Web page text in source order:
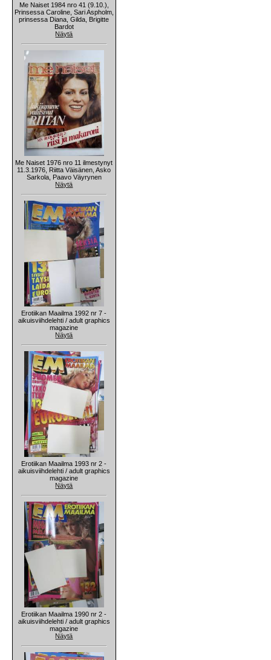
Me Naiset 1984 nro 41 (9.10.),
Prinsessa Caroline, Sari Aspholm,
prinsessa Diana, Gilda, Brigitte
Bardot
Näytä
Me Naiset 1976 nro 11 ilmestynyt
11.3.1976, Riitta Väisänen, Asko
Sarkola, Paavo Väyrynen
Näytä
Erotiikan Maailma 1992 nr 7 -
aikuisviihdelehti / adult graphics
magazine
Näytä
Erotiikan Maailma 1993 nr 2 -
aikuisviihdelehti / adult graphics
magazine
Näytä
Erotiikan Maailma 1990 nr 2 -
aikuisviihdelehti / adult graphics
magazine
Näytä